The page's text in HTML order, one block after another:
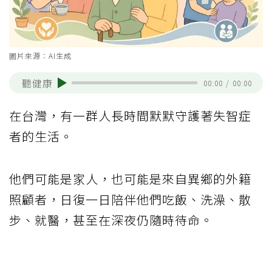
圖片來源：AI生成
聽健康 00:00 / 00:00
在台灣，有一群人長時間默默守護著失智症
者的生活。
他們可能是家人，也可能是來自異鄉的外籍
照顧者，日復一日陪伴他們吃飯、洗澡、散
步、就醫，甚至在深夜仍隨時待命。